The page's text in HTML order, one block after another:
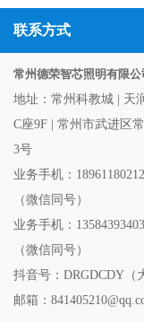
联系方式
常州德荣智芯照明有限公
地址：常州科教城 | 天
C座9F | 常州市武进区
3号
业务手机：
（微信同号）
业务手机：
（微信同号）
抖音号：DRGDCDY（
邮箱：